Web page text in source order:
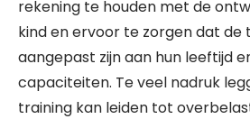
rekening te houden met de
kind en ervoor te zorgen dat de
aangepast zijn aan hun leeftijd
capaciteiten. Te veel nadruk
training kan leiden tot